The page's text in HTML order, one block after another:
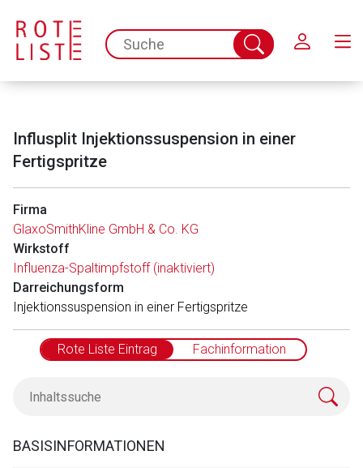
spc.search.input.placeholder
Suche
abschicken
Influsplit Injektionssuspension in einer
Fertigspritze
Firma
GlaxoSmithKline GmbH & Co. KG
Wirkstoff
Influenza-Spaltimpfstoff (inaktiviert)
Darreichungsform
Injektionssuspension in einer Fertigspritze
Rote Liste Eintrag Fachinformation
BASISINFORMATIONEN